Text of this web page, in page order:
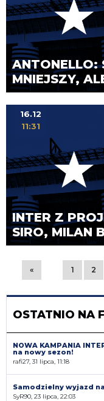
ANTONELLO:
MNIEJSZY,
INTER Z
SIRO, MILAN
16.12
11:31
« 1 2
OSTATNIO NA
NOWA KAMPANIA
na nowy sezon!
rafi27, 31 lipca, 11:18
Samodzielny wyjazd
SyR90, 23 lipca, 22:03